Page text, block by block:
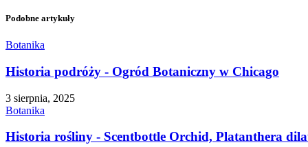
Podobne artykuły
Botanika
Historia podróży - Ogród Botaniczny w Chicago
3 sierpnia, 2025
Botanika
Historia rośliny - Scentbottle Orchid, Platanthera